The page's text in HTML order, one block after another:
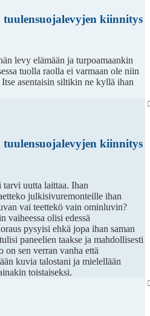
kiinnitys
levy elämään ja turpoamaankin
tuolla raolla ei varmaan ole niin
asentaisin siltikin ne kyllä ihan
kiinnitys
tarvi uutta laittaa. Ihan
julkisivuremonteille ihan
vai teettekö vain ominluvin?
vaiheessa olisi edessä
pysyisi ehkä jopa ihan saman
paneelien taakse ja mahdollisesti
on sen verran vanha että
kuvia talostani ja mielellään
toistaiseksi.